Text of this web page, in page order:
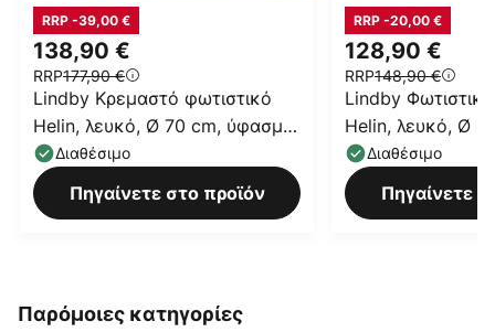
138,90 €
RRP177,90 €
RRP -39,00 €
Lindby Κρεμαστό φωτιστικό
Helin, λευκό, Ø 70 cm, ύφασμα,
3 x E27
Διαθέσιμο
Πηγαίνετε στο προϊόν
128,90 €
RRP148,90 €
RRP -20,00 €
Lindby
Helin, λευκό, Ø
3 x E27
Διαθέσιμο
Πηγαίνετε
Παρόμοιες κατηγορίες